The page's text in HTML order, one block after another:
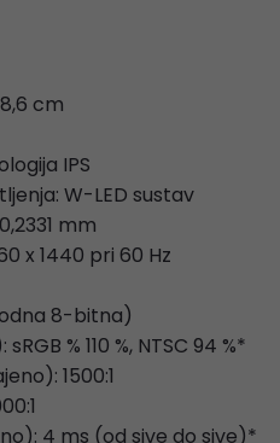
cm
IPS
W-LED sustav
mm
x 1440 pri 60 Hz
8-bitna)
% 110 %, NTSC 94 %*
1500:1
4 ms (od sive do sive)*